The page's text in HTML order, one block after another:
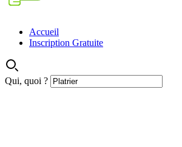
Accueil
Inscription Gratuite
Qui, quoi ?